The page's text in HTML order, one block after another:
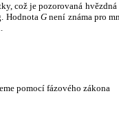
což je pozorovaná
HodnotaG není známa pro
pomocí fázového zákona